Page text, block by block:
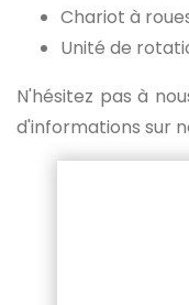
Chariot à
Unité de
N'hésitez pas à
d'informations sur